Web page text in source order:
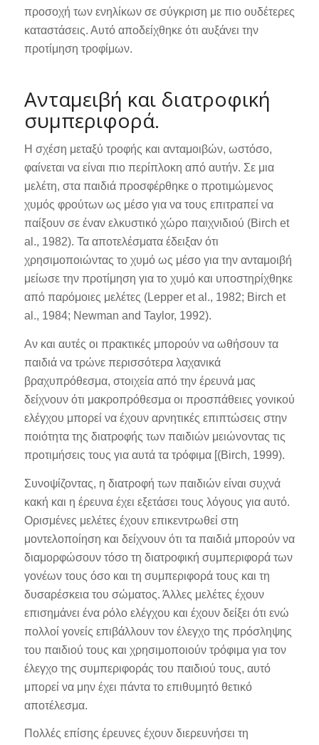
προσοχή των ενηλίκων σε σύγκριση με πιο ουδέτερες
καταστάσεις. Αυτό αποδείχθηκε ότι αυξάνει την
προτίμηση τροφίμων.
Ανταμειβή και διατροφική
συμπεριφορά.
Η σχέση μεταξύ τροφής και ανταμοιβών, ωστόσο,
φαίνεται να είναι πιο περίπλοκη από αυτήν. Σε μια
μελέτη, στα παιδιά προσφέρθηκε ο προτιμώμενος
χυμός φρούτων ως μέσο για να τους επιτραπεί να
παίξουν σε έναν ελκυστικό χώρο παιχνιδιού (Birch et
al., 1982). Τα αποτελέσματα έδειξαν ότι
χρησιμοποιώντας το χυμό ως μέσο για την ανταμοιβή
μείωσε την προτίμηση για το χυμό και υποστηρίχθηκε
από παρόμοιες μελέτες (Lepper et al., 1982; Birch et
al., 1984; Newman and Taylor, 1992).
Αν και αυτές οι πρακτικές μπορούν να ωθήσουν τα
παιδιά να τρώνε περισσότερα λαχανικά
βραχυπρόθεσμα, στοιχεία από την έρευνά μας
δείχνουν ότι μακροπρόθεσμα οι προσπάθειες γονικού
ελέγχου μπορεί να έχουν αρνητικές επιπτώσεις στην
ποιότητα της διατροφής των παιδιών μειώνοντας τις
προτιμήσεις τους για αυτά τα τρόφιμα [(Birch, 1999).
Συνοψίζοντας, η διατροφή των παιδιών είναι συχνά
κακή και η έρευνα έχει εξετάσει τους λόγους για αυτό.
Ορισμένες μελέτες έχουν επικεντρωθεί στη
μοντελοποίηση και δείχνουν ότι τα παιδιά μπορούν να
διαμορφώσουν τόσο τη διατροφική συμπεριφορά των
γονέων τους όσο και τη συμπεριφορά τους και τη
δυσαρέσκεια του σώματος. Άλλες μελέτες έχουν
επισημάνει ένα ρόλο ελέγχου και έχουν δείξει ότι ενώ
πολλοί γονείς επιβάλλουν τον έλεγχο της πρόσληψης
του παιδιού τους και χρησιμοποιούν τρόφιμα για τον
έλεγχο της συμπεριφοράς του παιδιού τους, αυτό
μπορεί να μην έχει πάντα το επιθυμητό θετικό
αποτέλεσμα.
Πολλές επίσης έρευνες έχουν διερευνήσει τη